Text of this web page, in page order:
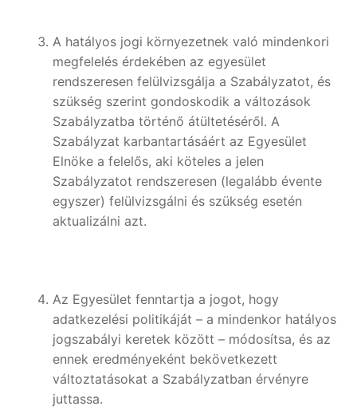
A hatályos jogi környezetnek való mindenkori
megfelelés érdekében az egyesület
rendszeresen felülvizsgálja a Szabályzatot, és
szükség szerint gondoskodik a változások
Szabályzatba történő átültetéséről. A
Szabályzat karbantartásáért az Egyesület
Elnöke a felelős, aki köteles a jelen
Szabályzatot rendszeresen (legalább évente
egyszer) felülvizsgálni és szükség esetén
aktualizálni azt.
Az Egyesület fenntartja a jogot, hogy
adatkezelési politikáját – a mindenkor hatályos
jogszabályi keretek között – módosítsa, és az
ennek eredményeként bekövetkezett
változtatásokat a Szabályzatban érvényre
juttassa.